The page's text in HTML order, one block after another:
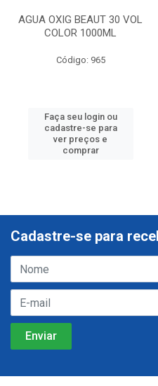
AGUA OXIG BEAUT 30 VOL
COLOR 1000ML
Código: 965
Faça seu login ou
cadastre-se para
ver preços e
comprar
Cadastre-se para